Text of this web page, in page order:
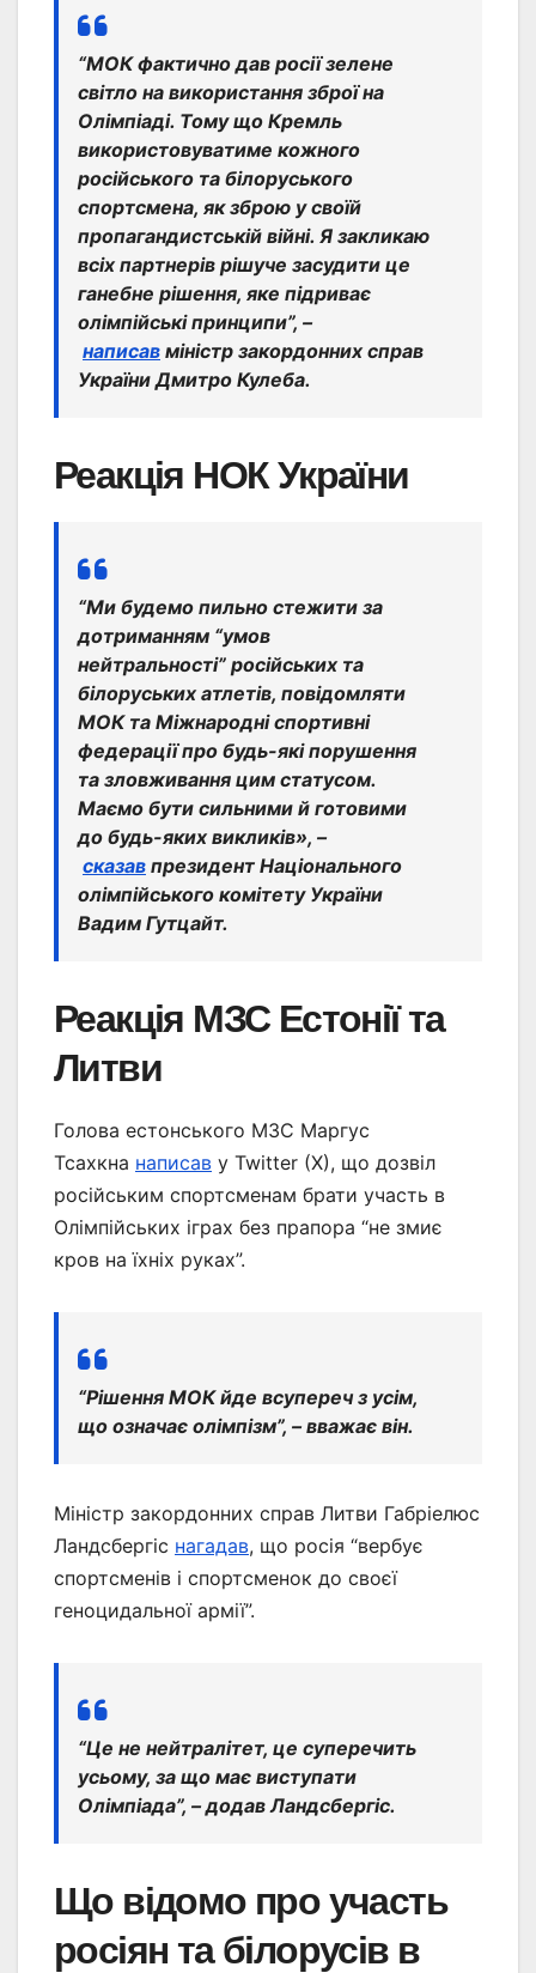
“МОК фактично дав росії зелене
світло на використання зброї на
Олімпіаді. Тому що Кремль
використовуватиме кожного
російського та білоруського
спортсмена, як зброю у своїй
пропагандистській війні. Я закликаю
всіх партнерів рішуче засудити це
ганебне рішення, яке підриває
олімпійські принципи”, –
написав міністр закордонних справ
України Дмитро Кулеба.
Реакція НОК України
“Ми будемо пильно стежити за
дотриманням “умов
нейтральності” російських та
білоруських атлетів, повідомляти
МОК та Міжнародні спортивні
федерації про будь-які порушення
та зловживання цим статусом.
Маємо бути сильними й готовими
до будь-яких викликів», –
сказав президент Національного
олімпійського комітету України
Вадим Гутцайт.
Реакція МЗС Естонії та
Литви
Голова естонського МЗС Маргус
Тсахкна написав у Twitter (X), що дозвіл
російським спортсменам брати участь в
Олімпійських іграх без прапора “не змиє
кров на їхніх руках”.
“Рішення МОК йде всупереч з усім,
що означає олімпізм”, – вважає він.
Міністр закордонних справ Литви Габріелюс
Ландсбергіс нагадав, що росія “вербує
спортсменів і спортсменок до своєї
геноцидальної армії”.
“Це не нейтралітет, це суперечить
усьому, за що має виступати
Олімпіада”, – додав Ландсбергіс.
Що відомо про участь
росіян та білорусів в